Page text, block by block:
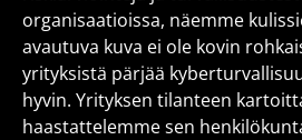
organisaatioissa, näemme
avautuva kuva ei ole kovin
yrityksistä pärjää
hyvin. Yrityksen tilanteen
haastattelemme sen